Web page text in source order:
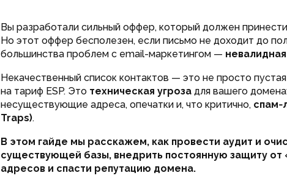
Вы разработали сильный оффер, который должен
Но этот оффер бесполезен, если письмо не доходит до
большинства проблем с email-маркетингом —
Некачественный список контактов — это не просто
на тариф ESP. Это техническая угроза для вашего
несуществующие адреса, опечатки и, что критично,
Traps).
В этом гайде мы расскажем, как провести аудит и
существующей базы, внедрить постоянную защиту от
адресов и спасти репутацию домена.